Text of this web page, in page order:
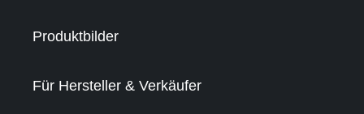
Produktbilder
Für Hersteller & Verkäufer